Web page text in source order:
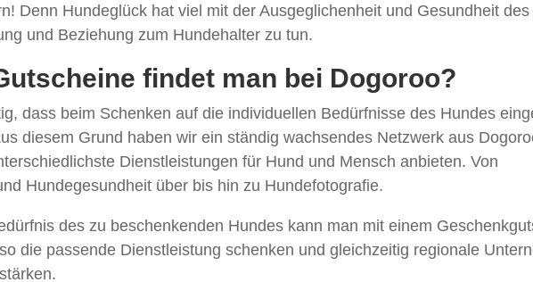
Denn Hundeglück hat viel mit der Ausgeglichenheit und Gesundheit
und Beziehung zum Hundehalter zu tun.
findet man bei Dogoroo?
dass beim Schenken auf die individuellen Bedürfnisse des Hundes
diesem Grund haben wir ein ständig wachsendes Netzwerk aus
Dienstleistungen für Hund und Mensch anbieten. Von
Hundegesundheit über bis hin zu Hundefotografie.
des zu beschenkenden Hundes kann man mit einem
die passende Dienstleistung schenken und gleichzeitig regionale